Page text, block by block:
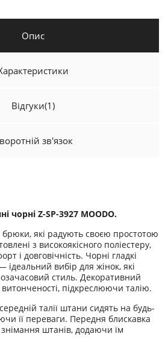
Опис
Відгуки(1)
зв'язок
чорні Z-SP-3927 MOODO.
брюки, які радують своєю простотою
з високоякісного поліестеру,
і довговічність. Чорні гладкі
ідеальний вибір для жінок, які
стиль. Декоративний
витонченості, підкреслюючи талію.
талії штани сидять на будь-
її переваги. Передня блискавка
штанів, додаючи їм